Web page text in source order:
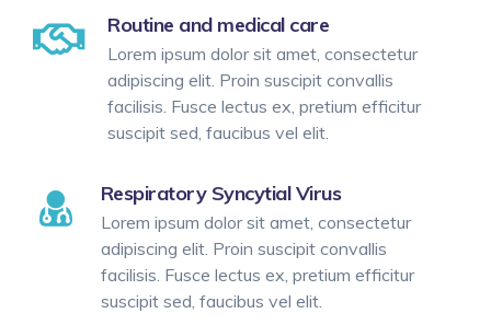
Routine and medical care
Lorem ipsum dolor sit amet, consectetur
adipiscing elit. Proin suscipit convallis
facilisis. Fusce lectus ex, pretium efficitur
suscipit sed, faucibus vel elit.
Respiratory Syncytial Virus
Lorem ipsum dolor sit amet, consectetur
adipiscing elit. Proin suscipit convallis
facilisis. Fusce lectus ex, pretium efficitur
suscipit sed, faucibus vel elit.